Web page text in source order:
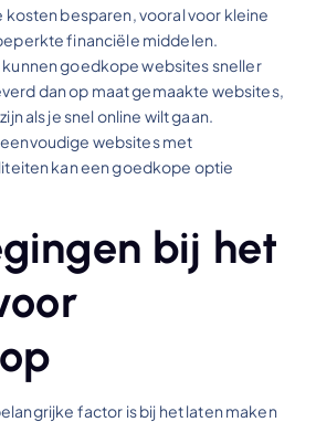
besparen, vooral voor kleine
financiële middelen.
kunnen goedkope websites sneller
dan op maat gemaakte websites,
als je snel online wilt gaan.
websites met
kan een goedkope optie
bij het
factor is bij het laten maken